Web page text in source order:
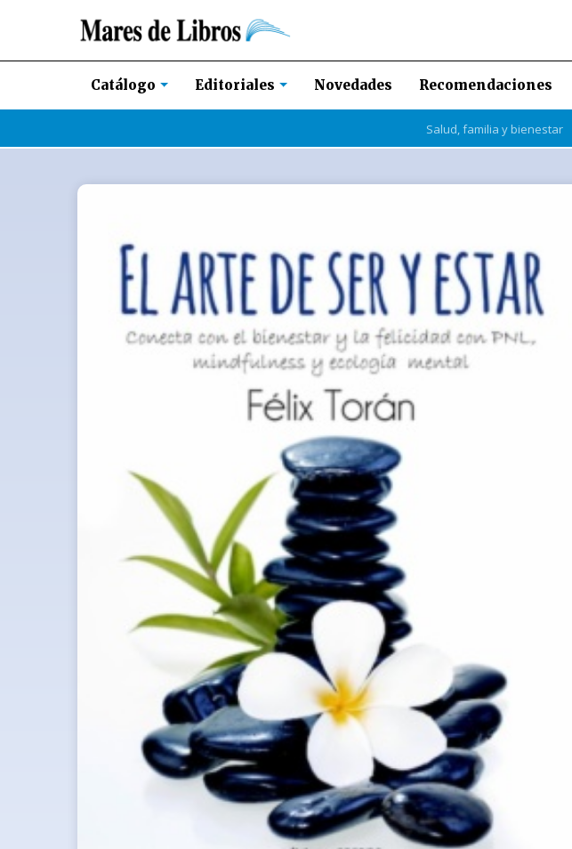
Catálogo Editoriales Novedades Recomendaciones
Salud, familia y bienestar